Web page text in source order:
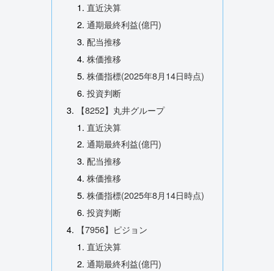
直近決算
通期最終利益(億円)
配当推移
株価推移
株価指標(2025年8月14日時点)
投資判断
【8252】丸井グループ
直近決算
通期最終利益(億円)
配当推移
株価推移
株価指標(2025年8月14日時点)
投資判断
【7956】ピジョン
直近決算
通期最終利益(億円)